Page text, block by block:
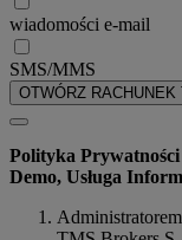
wiadomości e-mail
SMS/MMS
OTWÓRZ
Polityka
Demo, Usługa